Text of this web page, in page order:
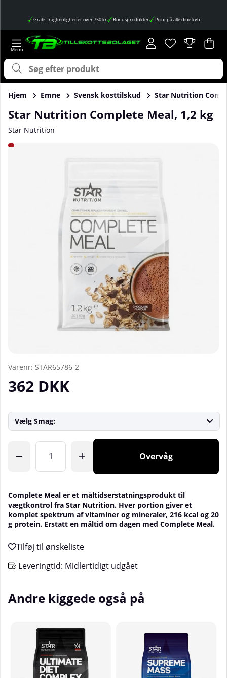
Gratis fragtmuligheder over 750 kr Bonusprodukter Point på alle dine køb
Ønskeliste
Antal på
. .
Hjem Emne Svensk kosttilskud Star Nutrition
Star Nutrition Complete Meal, 1,2 kg
Star Nutrition
Produktbilleder Star Nutrition Complete Meal, 1,2 kg
Varenr: STAR65786-2
362 DKK
Vælg Smag:
Overvåg
Complete Meal er et måltidserstatningsprodukt til
vægtkontrol fra Star Nutrition. Hver portion giver et
komplet spektrum af vitaminer og mineraler, 216 kcal og 20
g protein. Erstatt en måltid om dagen med Complete Meal.
Leveringtid: Midlertidigt udgået
Andre kiggede også på